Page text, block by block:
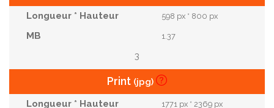
598 px * 800 px
1.37
3
Print (jpg)
1771 px * 2369 px